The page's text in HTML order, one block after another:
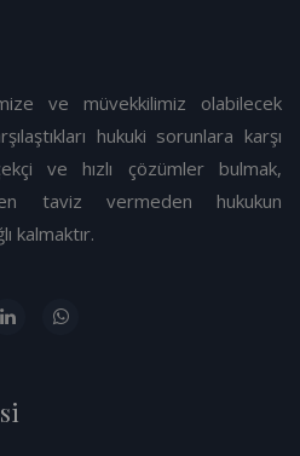
ve müvekkilimiz olabilecek
hukuki sorunlara karşı
ve hızlı çözümler bulmak,
taviz vermeden hukukun
kalmaktır.